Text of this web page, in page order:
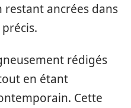
ancrées dans
rédigés
en étant
Cette